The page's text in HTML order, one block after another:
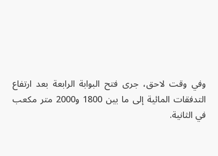
وفي وقت لاحق، جرى فتح البوابة الرابعة بعد ارتفاع
التدفقات المائية إلى ما بين 1800 و2000 متر مكعب
في الثانية.